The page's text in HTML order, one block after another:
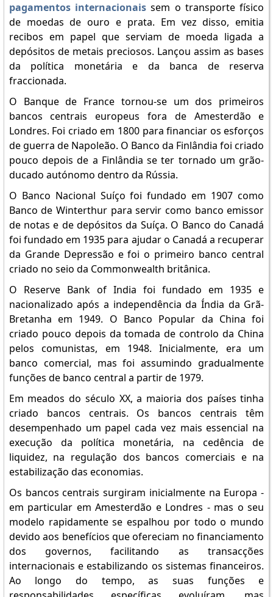
pagamentos internacionais sem o transporte físico
de moedas de ouro e prata. Em vez disso, emitia
recibos em papel que serviam de moeda ligada a
depósitos de metais preciosos. Lançou assim as bases
da política monetária e da banca de reserva
fraccionada.
O Banque de France tornou-se um dos primeiros
bancos centrais europeus fora de Amesterdão e
Londres. Foi criado em 1800 para financiar os esforços
de guerra de Napoleão. O Banco da Finlândia foi criado
pouco depois de a Finlândia se ter tornado um grão-
ducado autónomo dentro da Rússia.
O Banco Nacional Suíço foi fundado em 1907 como
Banco de Winterthur para servir como banco emissor
de notas e de depósitos da Suíça. O Banco do Canadá
foi fundado em 1935 para ajudar o Canadá a recuperar
da Grande Depressão e foi o primeiro banco central
criado no seio da Commonwealth britânica.
O Reserve Bank of India foi fundado em 1935 e
nacionalizado após a independência da Índia da Grã-
Bretanha em 1949. O Banco Popular da China foi
criado pouco depois da tomada de controlo da China
pelos comunistas, em 1948. Inicialmente, era um
banco comercial, mas foi assumindo gradualmente
funções de banco central a partir de 1979.
Em meados do século XX, a maioria dos países tinha
criado bancos centrais. Os bancos centrais têm
desempenhado um papel cada vez mais essencial na
execução da política monetária, na cedência de
liquidez, na regulação dos bancos comerciais e na
estabilização das economias.
Os bancos centrais surgiram inicialmente na Europa -
em particular em Amesterdão e Londres - mas o seu
modelo rapidamente se espalhou por todo o mundo
devido aos benefícios que ofereciam no financiamento
dos governos, facilitando as transacções
internacionais e estabilizando os sistemas financeiros.
Ao longo do tempo, as suas funções e